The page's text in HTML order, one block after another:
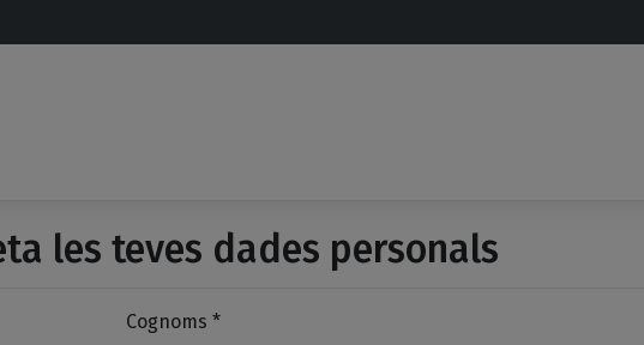
les teves dades personals
Cognoms *